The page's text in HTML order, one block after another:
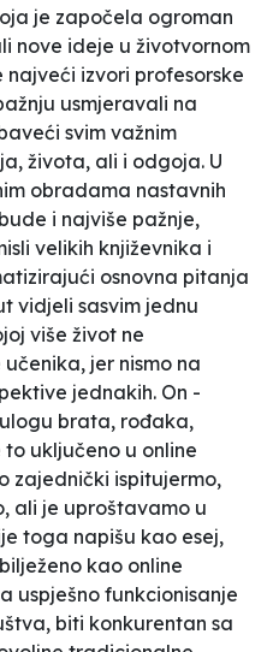
je započela ogroman
nove ideje u životvornom
izvori profesorske
usmjeravali na
svim važnim
života, ali i odgoja. U
obradama nastavnih
i najviše pažnje,
velikih književnika i
osnovna pitanja
vidjeli sasvim jednu
više život ne
jer nismo na
jednakih. On -
brata, rođaka,
uključeno u online
zajednički ispitujermo,
ali je uproštavamo u
toga napišu kao esej,
kao online
uspješno funkcionisanje
biti konkurentan sa